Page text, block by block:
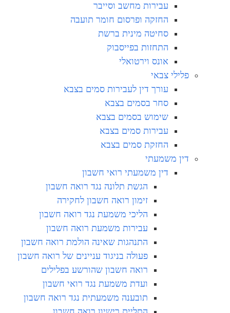
עבירות מחשב וסייבר
החזקה ופרסום חומר תועבה
סחיטה מינית ברשת
התחזות בפייסבוק
אונס וירטואלי
פלילי צבאי
עורך דין לעבירות סמים בצבא
סחר בסמים בצבא
שימוש בסמים בצבא
עבירות סמים בצבא
החזקת סמים בצבא
דין משמעתי
דין משמעתי רואי חשבון
הגשת תלונה נגד רואה חשבון
זימון רואה חשבון לחקירה
הליכי משמעת נגד רואה חשבון
עבירות משמעת רואה חשבון
התנהגות שאינה הולמת רואה חשבון
פעולה בניגוד עניינים של רואה חשבון
רואה חשבון שהורשע בפלילים
ועדת משמעת נגד רואי חשבון
תובענה משמעתית נגד רואה חשבון